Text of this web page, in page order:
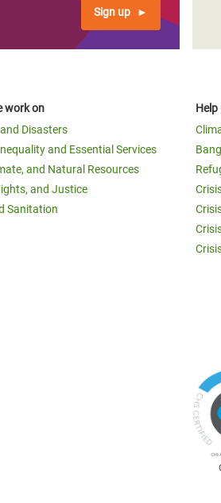
Sign up
work on
Disasters
and Essential Services
and Natural Resources
and Justice
Sanitation
Help